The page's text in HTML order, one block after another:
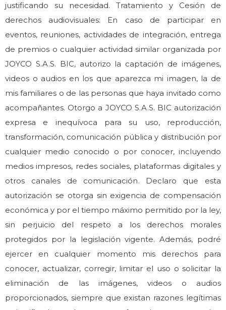
justificando su necesidad. Tratamiento y Cesión de
derechos audiovisuales: En caso de participar en
eventos, reuniones, actividades de integración, entrega
de premios o cualquier actividad similar organizada por
JOYCO S.A.S. BIC, autorizo la captación de imágenes,
videos o audios en los que aparezca mi imagen, la de
mis familiares o de las personas que haya invitado como
acompañantes. Otorgo a JOYCO S.A.S. BIC autorización
expresa e inequívoca para su uso, reproducción,
transformación, comunicación pública y distribución por
cualquier medio conocido o por conocer, incluyendo
medios impresos, redes sociales, plataformas digitales y
otros canales de comunicación. Declaro que esta
autorización se otorga sin exigencia de compensación
económica y por el tiempo máximo permitido por la ley,
sin perjuicio del respeto a los derechos morales
protegidos por la legislación vigente. Además, podré
ejercer en cualquier momento mis derechos para
conocer, actualizar, corregir, limitar el uso o solicitar la
eliminación de las imágenes, videos o audios
proporcionados, siempre que existan razones legítimas